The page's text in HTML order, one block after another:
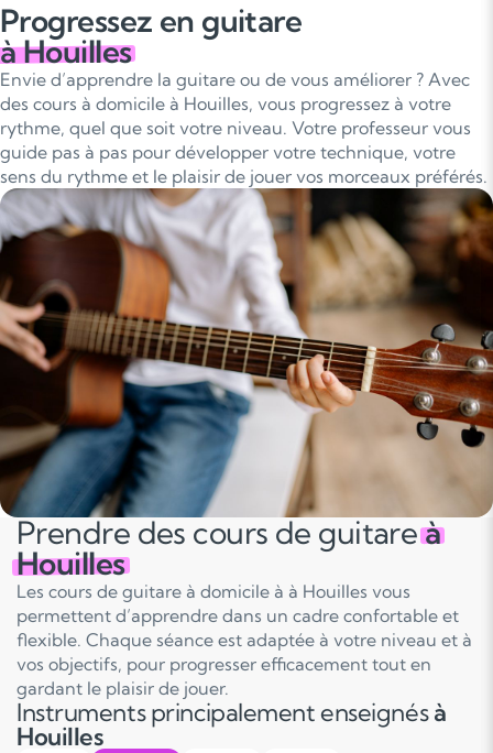
Progressez en guitare
à Houilles
Envie d’apprendre la guitare ou de vous améliorer ? Avec
des cours à domicile à Houilles, vous progressez à votre
rythme, quel que soit votre niveau. Votre professeur vous
guide pas à pas pour développer votre technique, votre
sens du rythme et le plaisir de jouer vos morceaux préférés.
Prendre des cours de guitareà
Houilles
Les cours de guitare à domicile à à Houilles vous
permettent d’apprendre dans un cadre confortable et
flexible. Chaque séance est adaptée à votre niveau et à
vos objectifs, pour progresser efficacement tout en
gardant le plaisir de jouer.
Instruments principalement enseignésà
Houilles